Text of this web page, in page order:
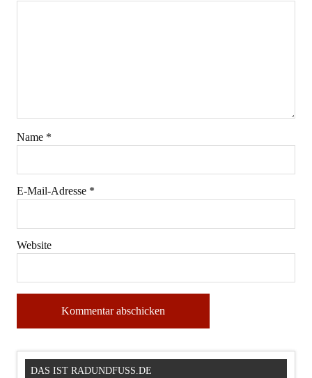
Name *
E-Mail-Adresse *
Website
DAS IST RADUNDFUSS.DE